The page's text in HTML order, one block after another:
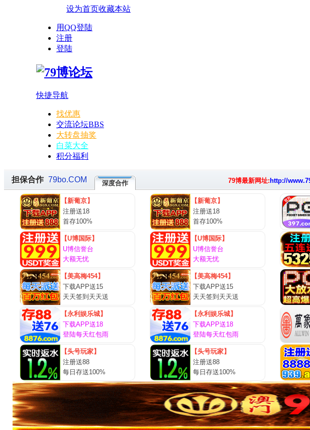
设为首页收藏本站
用QQ登陆
注册
登陆
快捷导航
找优惠
交流论坛BBS
大转盘抽奖
白菜大全
积分福利